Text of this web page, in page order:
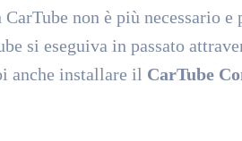
non è più necessario e
si eseguiva in passato
anche installare il CarTube